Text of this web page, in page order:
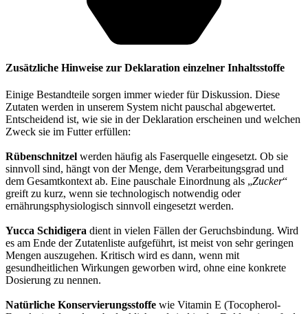
Zusätzliche Hinweise zur Deklaration einzelner Inhaltsstoffe
Einige Bestandteile sorgen immer wieder für Diskussion. Diese
Zutaten werden in unserem System nicht pauschal abgewertet.
Entscheidend ist, wie sie in der Deklaration erscheinen und welchen
Zweck sie im Futter erfüllen:
Rübenschnitzel werden häufig als Faserquelle eingesetzt. Ob sie
sinnvoll sind, hängt von der Menge, dem Verarbeitungsgrad und
dem Gesamtkontext ab. Eine pauschale Einordnung als „Zucker“
greift zu kurz, wenn sie technologisch notwendig oder
ernährungsphysiologisch sinnvoll eingesetzt werden.
Yucca Schidigera dient in vielen Fällen der Geruchsbindung. Wird
es am Ende der Zutatenliste aufgeführt, ist meist von sehr geringen
Mengen auszugehen. Kritisch wird es dann, wenn mit
gesundheitlichen Wirkungen geworben wird, ohne eine konkrete
Dosierung zu nennen.
Natürliche Konservierungsstoffe wie Vitamin E (Tocopherol-